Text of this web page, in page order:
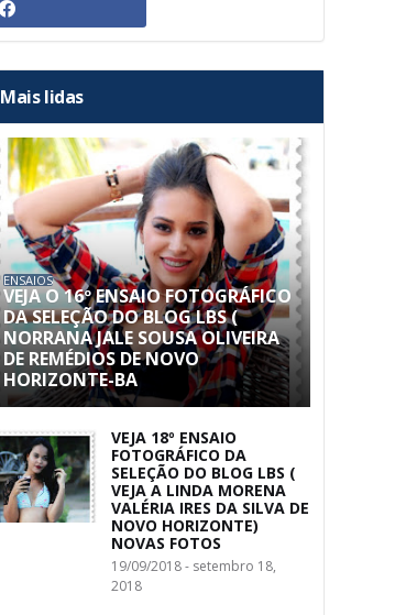
Mais lidas
ENSAIOS
VEJA O 16º ENSAIO FOTOGRÁFICO
DA SELEÇÃO DO BLOG LBS (
NORRANA JALE SOUSA OLIVEIRA
DE REMÉDIOS DE NOVO
HORIZONTE-BA
VEJA 18º ENSAIO
FOTOGRÁFICO DA
SELEÇÃO DO BLOG LBS (
VEJA A LINDA MORENA
VALÉRIA IRES DA SILVA DE
NOVO HORIZONTE)
NOVAS FOTOS
19/09/2018 - setembro 18,
2018